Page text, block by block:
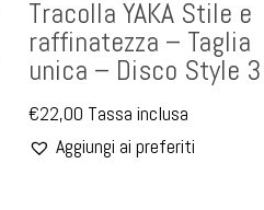
Tracolla YAKA Stile e
raffinatezza – Taglia
unica – Disco Style 3
€22,00 Tassa inclusa
Aggiungi ai preferiti